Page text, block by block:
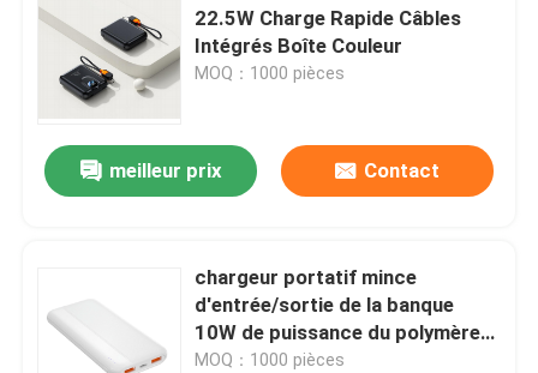
Clavier et souris d'ordinateur de câble
Casque de câble d'ordinateur
Haut-parleur de câble d'ordinateur
Caisse d'ordinateur
22.5W Charge Rapide Câbles
Intégrés Boîte Couleur
MOQ：1000 pièces
meilleur prix Contact
chargeur portatif mince
d'entrée/sortie de la banque
10W de puissance du polymère
10000mAh double
MOQ：1000 pièces